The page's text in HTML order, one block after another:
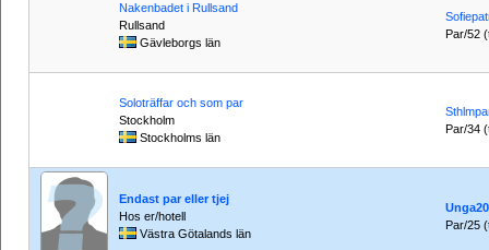
Nakenbadet i Rullsand
Rullsand
Gävleborgs län
Par/52
Soloträffar och som par
Stockholm
Stockholms län
Par/34
Endast par eller tjej
Hos er/hotell
Västra Götalands län
Par/25